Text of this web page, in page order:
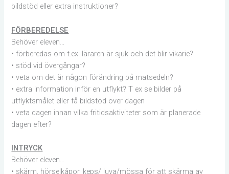
bildstöd eller extra instruktioner?
FÖRBEREDELSE
Behöver eleven…
• förberedas om t.ex. läraren är sjuk och det blir vikarie?
• stöd vid övergångar?
• veta om det är någon förändring på matsedeln?
• extra information inför en utflykt? T ex se bilder på
utflyktsmålet eller få bildstöd över dagen
• veta dagen innan vilka fritidsaktiviteter som är planerade
dagen efter?
INTRYCK
Behöver eleven…
• skärm, hörselkåpor, keps/ luva/mössa för att skärma av